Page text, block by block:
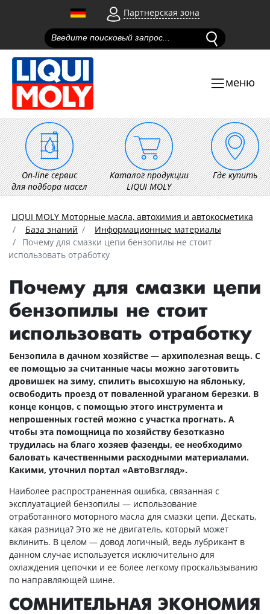
Партнерская зона
меню
On-line сервис
для подбора масел
Каталог продукции
LIQUI MOLY
Где купить
LIQUI MOLY Моторные масла, автохимия и автокосметика
База знаний
Информационные материалы
Почему для смазки цепи бензопилы не стоит
использовать отработку
Почему для смазки цепи
бензопилы не стоит
использовать отработку
Бензопила в дачном хозяйстве — архиполезная вещь. С
ее помощью за считанные часы можно заготовить
дровишек на зиму, спилить высохшую на яблоньку,
освободить проезд от поваленной ураганом березки. В
конце концов, с помощью этого инструмента и
непрошенных гостей можно с участка прогнать. А
чтобы эта помощница по хозяйству безотказно
трудилась на благо хозяев фазенды, ее необходимо
баловать качественными расходными материалами.
Какими, уточнил портал «АвтоВзгляд».
Наиболее распространенная ошибка, связанная с
эксплуатацией бензопилы — использование
отработанного моторного масла для смазки цепи. Дескать,
какая разница? Это же не двигатель, который может
вклинить. В целом — довод логичный, ведь лубрикант в
данном случае используется исключительно для
охлаждения цепочки и ее более легкому проскальзыванию
по направляющей шине.
СОМНИТЕЛЬНАЯ ЭКОНОМИЯ